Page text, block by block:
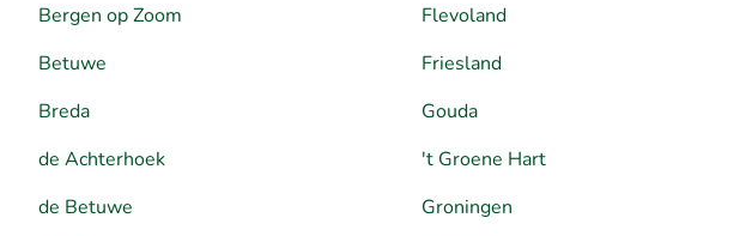
Bergen op Zoom
Betuwe
Breda
de Achterhoek
de Betuwe
Flevoland
Friesland
Gouda
't Groene Hart
Groningen